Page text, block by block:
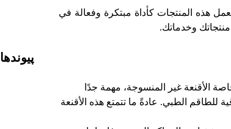
هذه المنتجات كأداة مبتكرة وفعالة في
وخدماتك.
الأقنعة غير المنسوجة، مهمة جدًا
للطاقم الطبي. عادةً ما تتمتع هذه الأقنعة
پیوندها